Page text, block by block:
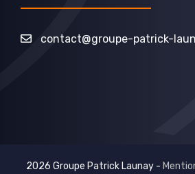
contact@groupe-patrick-
2026 Groupe Patrick Launay -